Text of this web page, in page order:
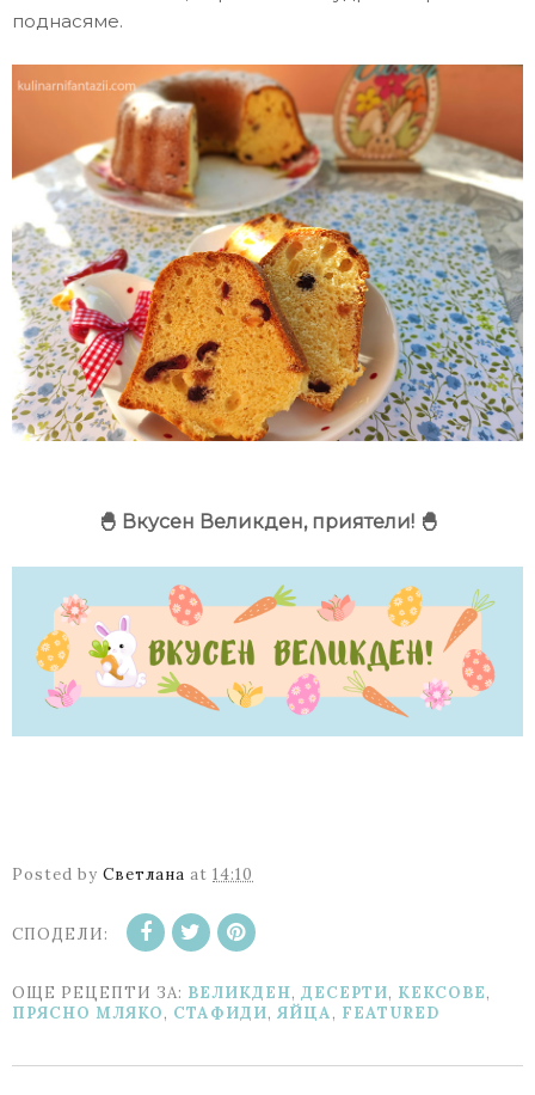
поднасяме.
🐣 Вкусен Великден, приятели! 🐣
Posted by Светлана at 14:10
СПОДЕЛИ:
ОЩЕ РЕЦЕПТИ ЗА: ВЕЛИКДЕН, ДЕСЕРТИ, КЕКСОВЕ,
ПРЯСНО МЛЯКО, СТАФИДИ, ЯЙЦА, FEATURED